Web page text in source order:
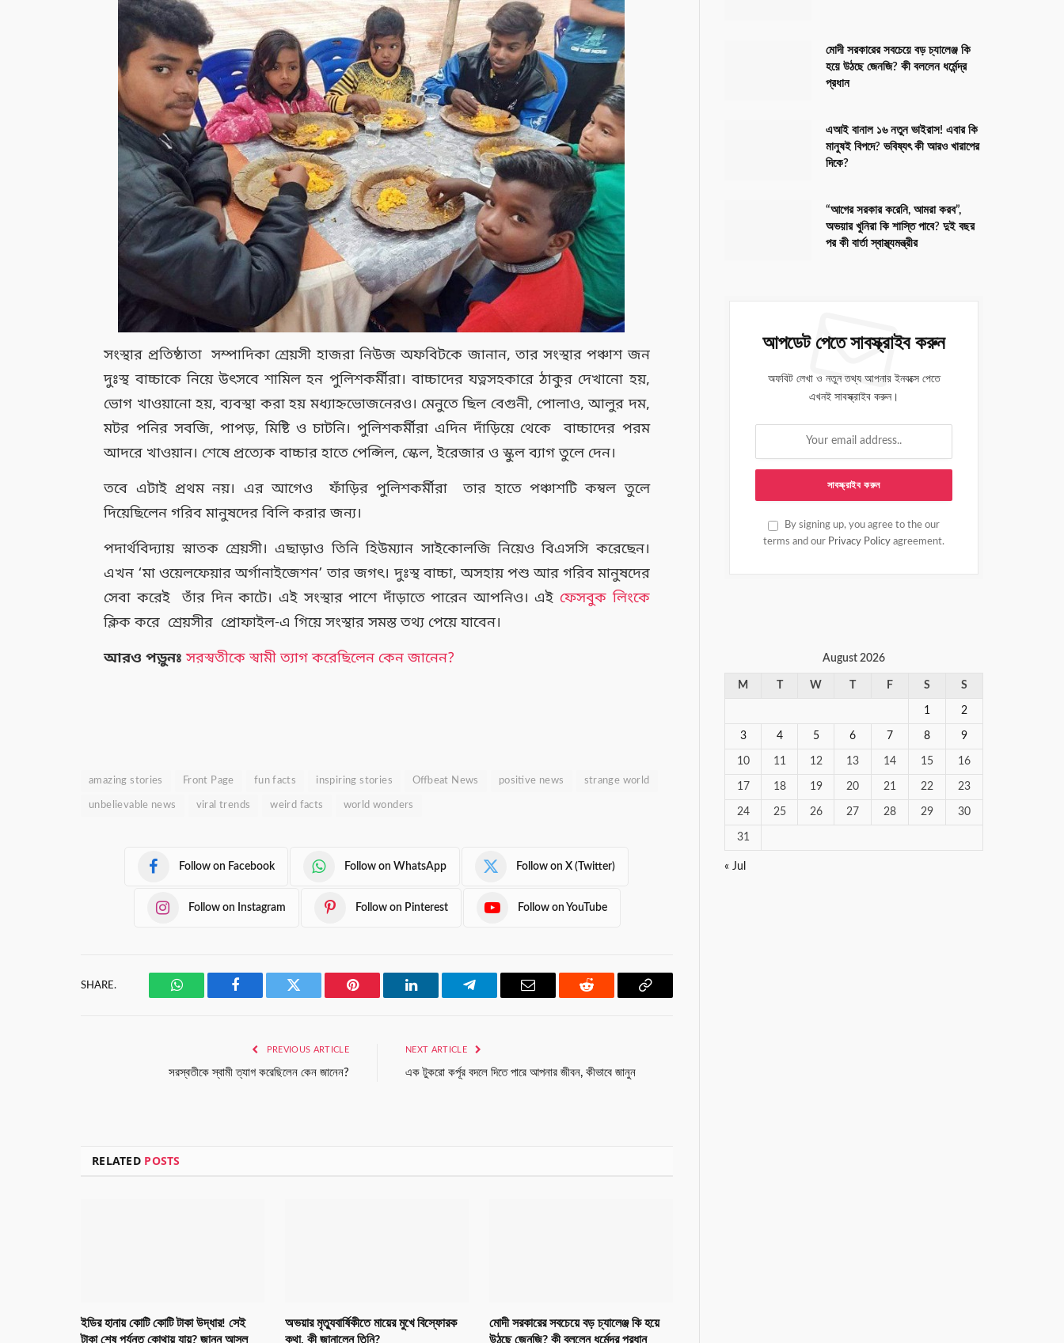
সংস্থার প্রতিষ্ঠাতা সম্পাদিকা শ্রেয়সী হাজরা নিউজ অফবিটকে জানান, তার সংস্থার পঞ্চাশ জন
দুঃস্থ বাচ্চাকে নিয়ে উৎসবে শামিল হন পুলিশকর্মীরা। বাচ্চাদের যত্নসহকারে ঠাকুর দেখানো হয়,
ভোগ খাওয়ানো হয়, ব্যবস্থা করা হয় মধ্যাহ্নভোজনেরও। মেনুতে ছিল বেগুনী, পোলাও, আলুর দম,
মটর পনির সবজি, পাপড়, মিষ্টি ও চাটনি। পুলিশকর্মীরা এদিন দাঁড়িয়ে থেকে বাচ্চাদের পরম
আদরে খাওয়ান। শেষে প্রত্যেক বাচ্চার হাতে পেন্সিল, স্কেল, ইরেজার ও স্কুল ব্যাগ তুলে দেন।
তবে এটাই প্রথম নয়। এর আগেও ফাঁড়ির পুলিশকর্মীরা তার হাতে পঞ্চাশটি কম্বল তুলে
দিয়েছিলেন গরিব মানুষদের বিলি করার জন্য।
পদার্থবিদ্যায় স্নাতক শ্রেয়সী। এছাড়াও তিনি হিউম্যান সাইকোলজি নিয়েও বিএসসি করেছেন।
এখন ‘মা ওয়েলফেয়ার অর্গানাইজেশন’ তার জগৎ। দুঃস্থ বাচ্চা, অসহায় পশু আর গরিব মানুষদের
সেবা করেই তাঁর দিন কাটে। এই সংস্থার পাশে দাঁড়াতে পারেন আপনিও। এই ফেসবুক লিংকে
ক্লিক করে শ্রেয়সীর প্রোফাইল-এ গিয়ে সংস্থার সমস্ত তথ্য পেয়ে যাবেন।
আরও পড়ুনঃ সরস্বতীকে স্বামী ত্যাগ করেছিলেন কেন জানেন?
amazing stories Front Page fun facts inspiring stories Offbeat News positive news strange world
unbelievable news viral trends weird facts world wonders
Follow on Facebook Follow on WhatsApp Follow on X (Twitter)
Follow on Instagram Follow on Pinterest Follow on YouTube
SHARE.
WhatsAppFacebook Twitter Pinterest LinkedIn Telegram Email Reddit
Copy
PREVIOUS ARTICLE
সরস্বতীকে স্বামী ত্যাগ করেছিলেন কেন জানেন?
NEXT ARTICLE
এক টুকরো কর্পূর বদলে দিতে পারে আপনার জীবন, কীভাবে জানুন
RELATED POSTS
ইডির হানায় কোটি কোটি টাকা উদ্ধার! সেই
টাকা শেষ পর্যন্ত কোথায় যায়? জানুন আসল
অভয়ার মৃত্যুবার্ষিকীতে মায়ের মুখে বিস্ফোরক
কথা, কী জানালেন তিনি?
মোদী সরকারের সবচেয়ে বড় চ্যালেঞ্জ কি হয়ে
উঠছে জেনজি? কী বললেন ধর্মেন্দ্র প্রধান
মোদী সরকারের সবচেয়ে বড় চ্যালেঞ্জ কি
হয়ে উঠছে জেনজি? কী বললেন ধর্মেন্দ্র
প্রধান
এআই বানাল ১৬ নতুন ভাইরাস! এবার কি
মানুষই বিপদে? ভবিষ্যৎ কী আরও খারাপের
দিকে?
“আগের সরকার করেনি, আমরা করব”,
অভয়ার খুনিরা কি শাস্তি পাবে? দুই বছর
পর কী বার্তা স্বাস্থ্যমন্ত্রীর
আপডেট পেতে সাবস্ক্রাইব করুন
অফবিট লেখা ও নতুন তথ্য আপনার ইনবক্সে পেতে
এখনই সাবস্ক্রাইব করুন।
By signing up, you agree to the our
terms and our Privacy Policy agreement.
August 2026
M W F S S
1 2
3 4 5 6 7 8 9
10 11 12 13 14 15 16
17 18 19 20 21 22 23
24 25 26 27 28 29 30
31
« Jul